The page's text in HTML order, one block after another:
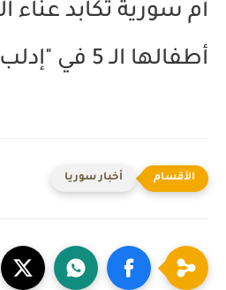
أم سورية تكابد عناء
أطفالها الـ 5 في "إدلب"
أخبار سوريا